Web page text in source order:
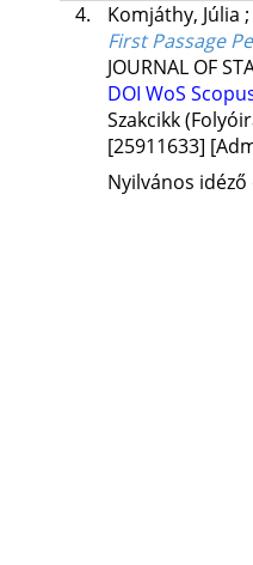
4.
Komjáthy, Júlia ;
First Passage
JOURNAL OF
DOI WoS
Szakcikk
[25911633]
Nyilvános idéző